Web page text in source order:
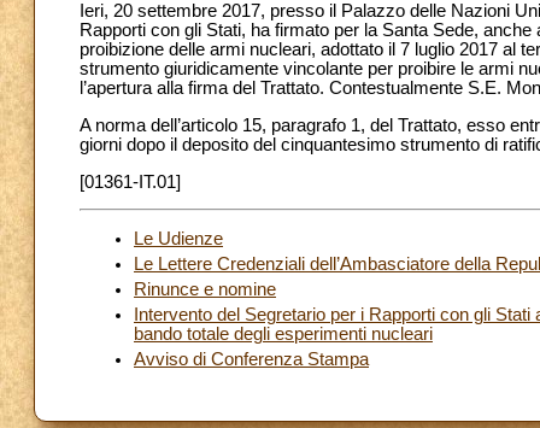
Ieri, 20 settembre 2017, presso il Palazzo delle Nazioni
Rapporti con gli Stati, ha firmato per la Santa Sede,
proibizione delle armi nucleari, adottato il 7 luglio 2017 al
strumento giuridicamente vincolante per proibire le armi
l’apertura alla firma del Trattato. Contestualmente S.E.
A norma dell’articolo 15, paragrafo 1, del Trattato, esso
giorni dopo il deposito del cinquantesimo strumento di
[01361-IT.01]
Le Udienze
Le Lettere Credenziali dell’Ambasciatore della
Rinunce e nomine
Intervento del Segretario per i Rapporti con gli
bando totale degli esperimenti nucleari
Avviso di Conferenza Stampa